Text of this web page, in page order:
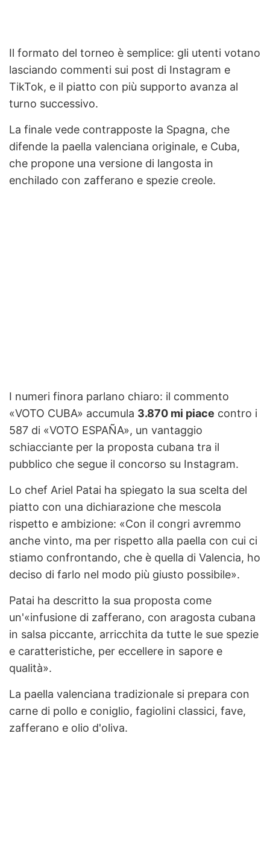
Il formato del torneo è semplice: gli utenti votano
lasciando commenti sui post di Instagram e
TikTok, e il piatto con più supporto avanza al
turno successivo.
La finale vede contrapposte la Spagna, che
difende la paella valenciana originale, e Cuba,
che propone una versione di langosta in
enchilado con zafferano e spezie creole.
I numeri finora parlano chiaro: il commento
«VOTO CUBA» accumula 3.870 mi piace contro i
587 di «VOTO ESPAÑA», un vantaggio
schiacciante per la proposta cubana tra il
pubblico che segue il concorso su Instagram.
Lo chef Ariel Patai ha spiegato la sua scelta del
piatto con una dichiarazione che mescola
rispetto e ambizione: «Con il congri avremmo
anche vinto, ma per rispetto alla paella con cui ci
stiamo confrontando, che è quella di Valencia, ho
deciso di farlo nel modo più giusto possibile».
Patai ha descritto la sua proposta come
un'«infusione di zafferano, con aragosta cubana
in salsa piccante, arricchita da tutte le sue spezie
e caratteristiche, per eccellere in sapore e
qualità».
La paella valenciana tradizionale si prepara con
carne di pollo e coniglio, fagiolini classici, fave,
zafferano e olio d'oliva.